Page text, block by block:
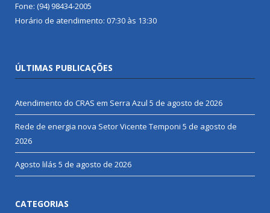
Fone: (94) 98434-2005
Horário de atendimento: 07:30 às 13:30
ÚLTIMAS PUBLICAÇÕES
Atendimento do CRAS em Serra Azul 5 de agosto de 2026
Rede de energia nova Setor Vicente Temponi 5 de agosto de
2026
Agosto lilás 5 de agosto de 2026
CATEGORIAS